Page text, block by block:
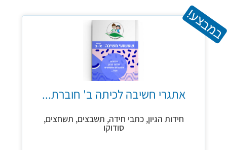
במבצע!
אתגרי חשיבה לכיתה ב' חוברת...
חידות הגיון, כתבי חידה, תשבצים, תשחצים,
סודוקו